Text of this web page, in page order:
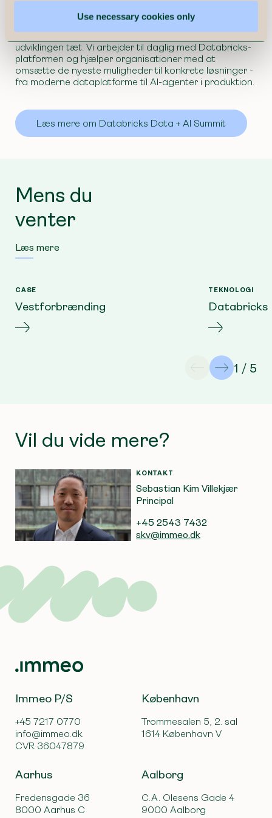
Use necessary cookies only
brug for at opbygge.
Som officiel Databricks Consulting Partner følger vi
udviklingen tæt. Vi arbejder til daglig med Databricks-
platformen og hjælper organisationer med at
omsætte de nyeste muligheder til konkrete løsninger -
fra moderne dataplatforme til AI-agenter i produktion.
Læs mere om Databricks Data + AI Summit
Mens du
venter
CASE
Vestforbrænding
TEKNOLOGI
Databricks
1 / 5
Læs mere
Vil du vide mere?
KONTAKT
Sebastian Kim Villekjær
Principal
+45 2543 7432
skv@immeo.dk
Immeo P/S
+45 7217 0770
info@immeo.dk
CVR 36047879
København
Trommesalen 5, 2. sal
1614 København V
Aarhus
Fredensgade 36
8000 Aarhus C
Aalborg
C.A. Olesens Gade 4
9000 Aalborg